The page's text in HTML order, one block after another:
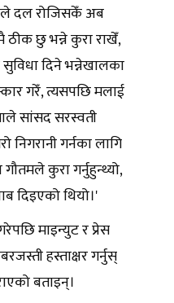
दल रोजिसकेँ अब
ठीक छु भन्ने कुरा राखेँ,
दिने भन्नेखालका
गरेँ, त्यसपछि मलाई
सांसद सरस्वती
निगरानी गर्नका लागि
कुरा गर्नुहुन्थ्यो,
दिइएको थियो।'
माइन्युट र प्रेस
हस्ताक्षर गर्नुस्
बताइन्।